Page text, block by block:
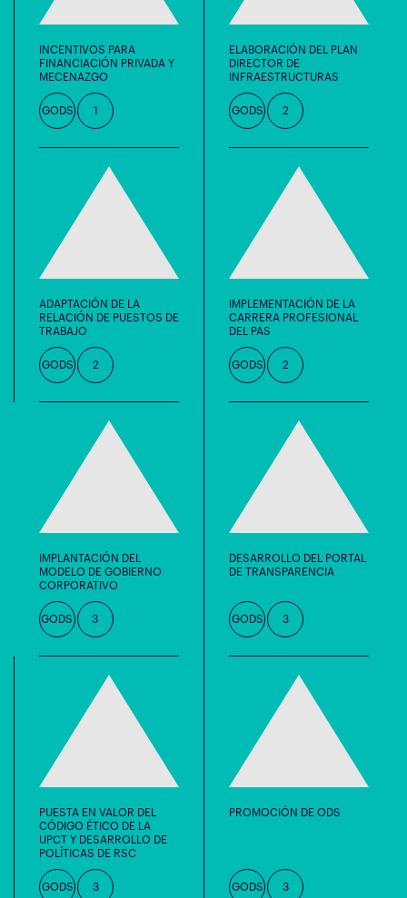
INCENTIVOS PARA
FINANCIACIÓN PRIVADA Y
MECENAZGO
GODS 1
ELABORACIÓN DEL PLAN
DIRECTOR DE
INFRAESTRUCTURAS
GODS 2
ADAPTACIÓN DE LA
RELACIÓN DE PUESTOS DE
TRABAJO
GODS 2
IMPLEMENTACIÓN DE LA
CARRERA PROFESIONAL
DEL PAS
GODS 2
IMPLANTACIÓN DEL
MODELO DE GOBIERNO
CORPORATIVO
GODS 3
DESARROLLO DEL PORTAL
DE TRANSPARENCIA
GODS 3
PUESTA EN VALOR DEL
CÓDIGO ÉTICO DE LA
UPCT Y DESARROLLO DE
POLÍTICAS DE RSC
GODS 3
PROMOCIÓN DE ODS
GODS 3